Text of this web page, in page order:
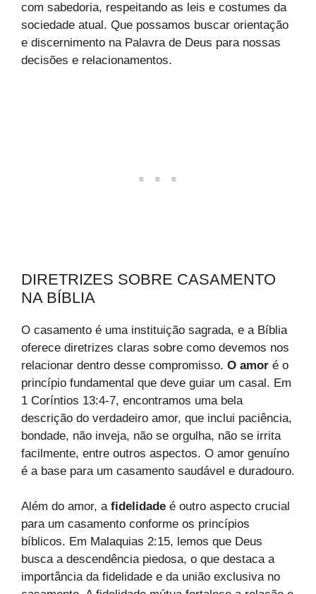
com sabedoria, respeitando as leis e costumes da
sociedade atual. Que possamos buscar orientação
e discernimento na Palavra de Deus para nossas
decisões e relacionamentos.
DIRETRIZES SOBRE CASAMENTO
NA BÍBLIA
O casamento é uma instituição sagrada, e a Bíblia
oferece diretrizes claras sobre como devemos nos
relacionar dentro desse compromisso. O amor é o
princípio fundamental que deve guiar um casal. Em
1 Coríntios 13:4-7, encontramos uma bela
descrição do verdadeiro amor, que inclui paciência,
bondade, não inveja, não se orgulha, não se irrita
facilmente, entre outros aspectos. O amor genuíno
é a base para um casamento saudável e duradouro.
Além do amor, a fidelidade é outro aspecto crucial
para um casamento conforme os princípios
bíblicos. Em Malaquias 2:15, lemos que Deus
busca a descendência piedosa, o que destaca a
importância da fidelidade e da união exclusiva no